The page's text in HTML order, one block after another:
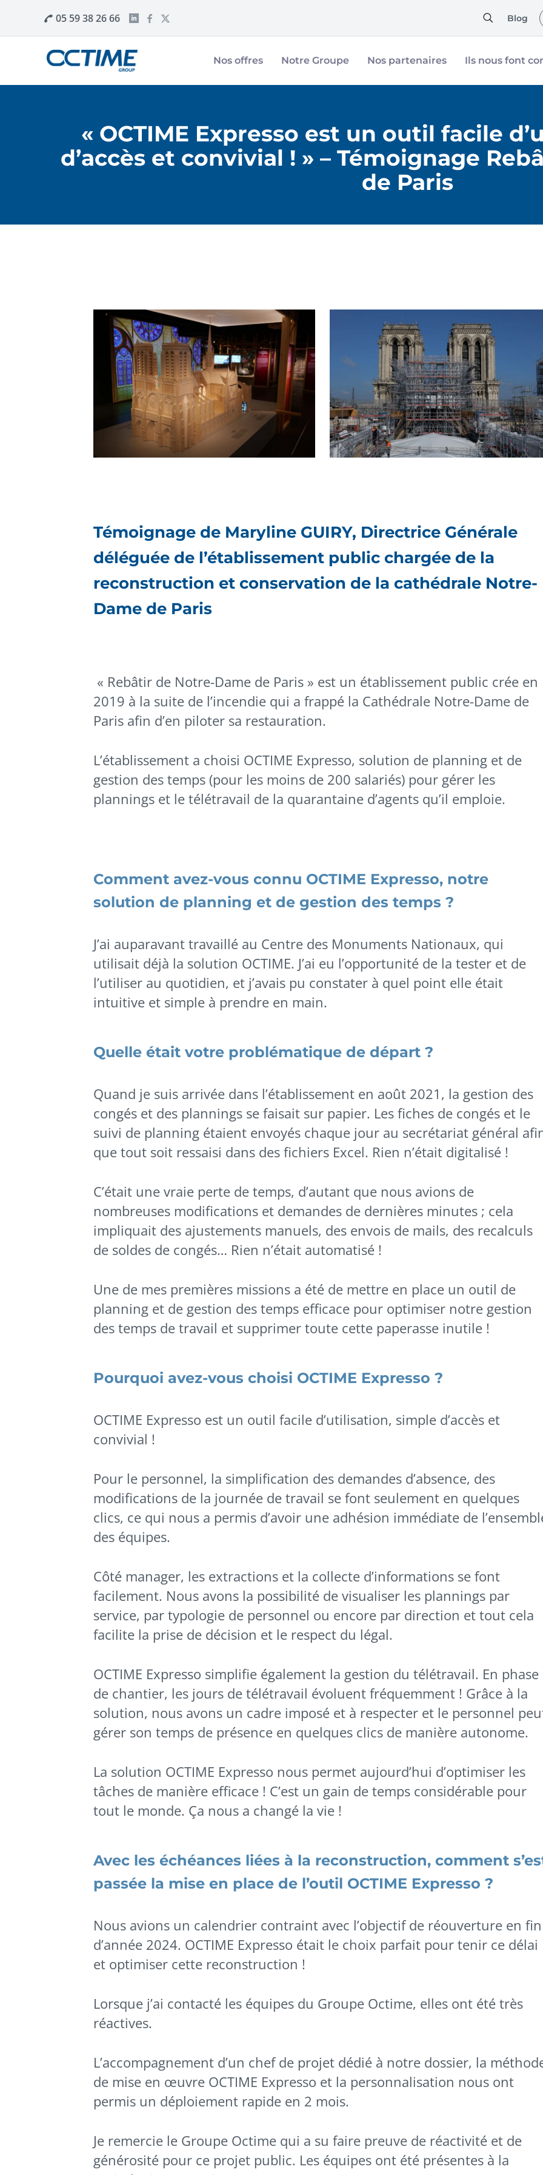
05 59 38 26 66 Blog
Nos offres Notre Groupe Nos partenaires Ils nous font
« OCTIME Expresso est un outil facile
d’accès et convivial ! » – Témoignage
de Paris
Témoignage de Maryline GUIRY, Directrice Générale
déléguée de l’établissement public chargée de la
reconstruction et conservation de la cathédrale Notre-
Dame de Paris
« Rebâtir de Notre-Dame de Paris » est un établissement public crée en
2019 à la suite de l’incendie qui a frappé la Cathédrale Notre-Dame de
Paris afin d’en piloter sa restauration.
L’établissement a choisi OCTIME Expresso, solution de planning et de
gestion des temps (pour les moins de 200 salariés) pour gérer les
plannings et le télétravail de la quarantaine d’agents qu’il emploie.
Comment avez-vous connu OCTIME Expresso, notre
solution de planning et de gestion des temps ?
J’ai auparavant travaillé au Centre des Monuments Nationaux, qui
utilisait déjà la solution OCTIME. J’ai eu l’opportunité de la tester et de
l’utiliser au quotidien, et j’avais pu constater à quel point elle était
intuitive et simple à prendre en main.
Quelle était votre problématique de départ ?
Quand je suis arrivée dans l’établissement en août 2021, la gestion des
congés et des plannings se faisait sur papier. Les fiches de congés et le
suivi de planning étaient envoyés chaque jour au secrétariat général
que tout soit ressaisi dans des fichiers Excel. Rien n’était digitalisé !
C’était une vraie perte de temps, d’autant que nous avions de
nombreuses modifications et demandes de dernières minutes ; cela
impliquait des ajustements manuels, des envois de mails, des recalculs
de soldes de congés… Rien n’était automatisé !
Une de mes premières missions a été de mettre en place un outil de
planning et de gestion des temps efficace pour optimiser notre gestion
des temps de travail et supprimer toute cette paperasse inutile !
Pourquoi avez-vous choisi OCTIME Expresso ?
OCTIME Expresso est un outil facile d’utilisation, simple d’accès et
convivial !
Pour le personnel, la simplification des demandes d’absence, des
modifications de la journée de travail se font seulement en quelques
clics, ce qui nous a permis d’avoir une adhésion immédiate de
des équipes.
Côté manager, les extractions et la collecte d’informations se font
facilement. Nous avons la possibilité de visualiser les plannings par
service, par typologie de personnel ou encore par direction et tout cela
facilite la prise de décision et le respect du légal.
OCTIME Expresso simplifie également la gestion du télétravail. En phase
de chantier, les jours de télétravail évoluent fréquemment ! Grâce à la
solution, nous avons un cadre imposé et à respecter et le personnel
gérer son temps de présence en quelques clics de manière autonome.
La solution OCTIME Expresso nous permet aujourd’hui d’optimiser les
tâches de manière efficace ! C’est un gain de temps considérable pour
tout le monde. Ça nous a changé la vie !
Avec les échéances liées à la reconstruction, comment
passée la mise en place de l’outil OCTIME Expresso ?
Nous avions un calendrier contraint avec l’objectif de réouverture en fin
d’année 2024. OCTIME Expresso était le choix parfait pour tenir ce délai
et optimiser cette reconstruction !
Lorsque j’ai contacté les équipes du Groupe Octime, elles ont été très
réactives.
L’accompagnement d’un chef de projet dédié à notre dossier, la
de mise en œuvre OCTIME Expresso et la personnalisation nous ont
permis un déploiement rapide en 2 mois.
Je remercie le Groupe Octime qui a su faire preuve de réactivité et de
générosité pour ce projet public. Les équipes ont été présentes à la